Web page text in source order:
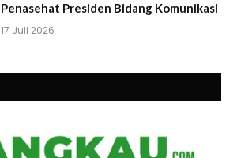
Penasehat Presiden Bidang Komunikasi
17 Juli 2026